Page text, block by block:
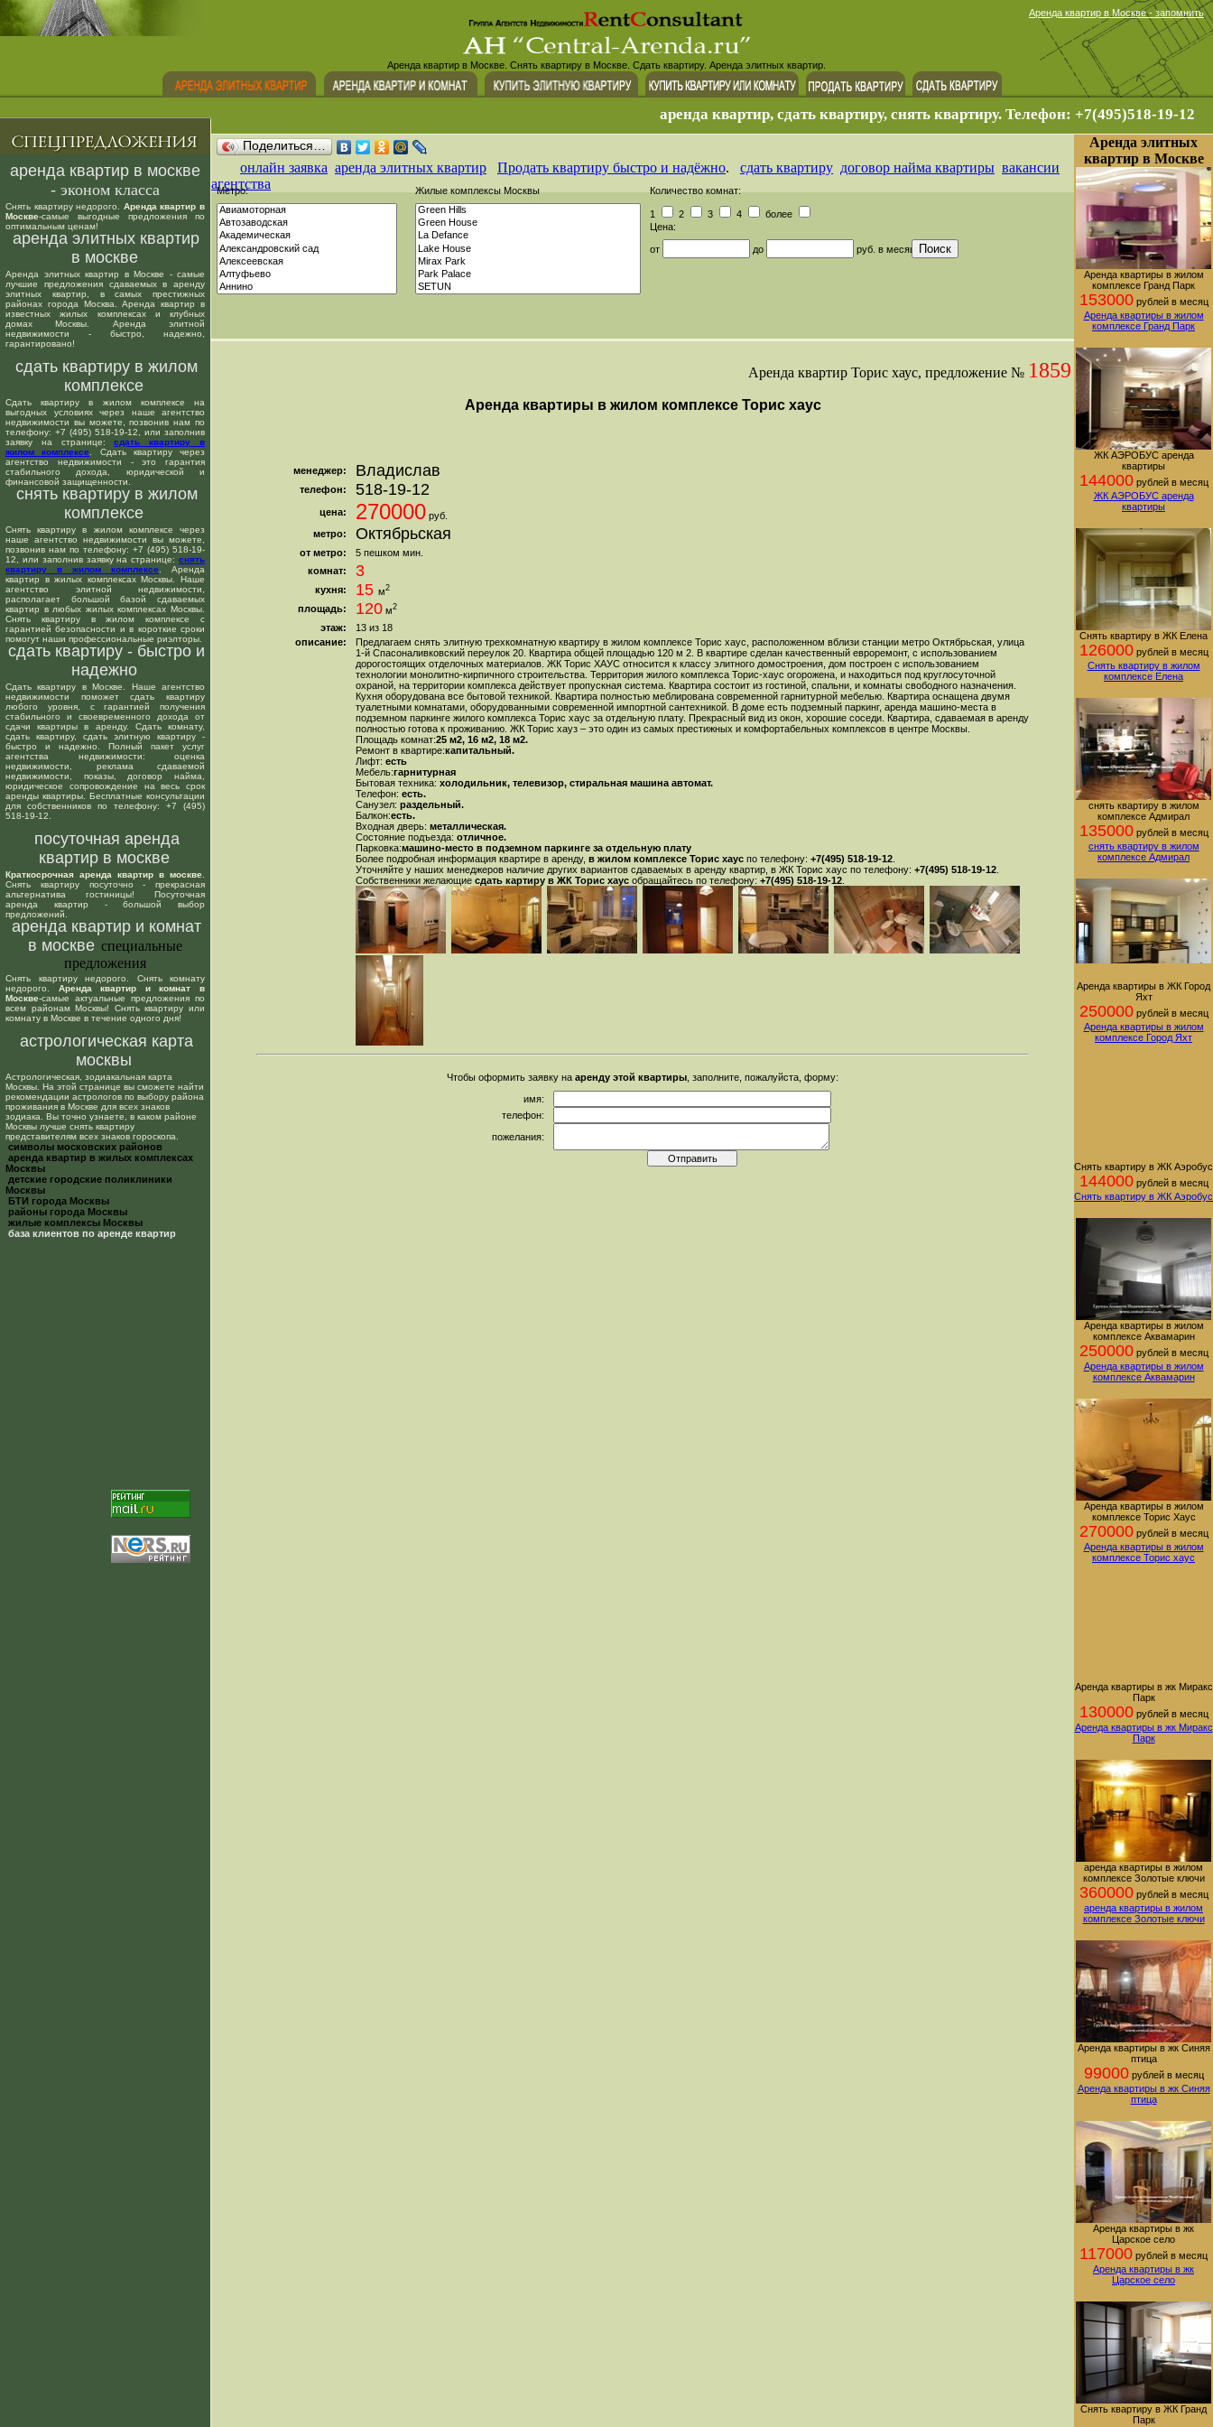
Аренда квартир в Москве - запомнить
Аренда квартир в Москве. Снять квартиру в Москве. Сдать квартиру. Аренда элитных квартир.
аренда квартир, сдать квартиру, снять квартиру. Телефон: +7(495)518-19-12
аренда квартир в москве
- эконом класса
Снять квартиру недорого. Аренда квартир в
Москве-самые выгодные предложения по
оптимальным ценам!
аренда элитных квартир
в москве
Аренда элитных квартир в Москве - самые
лучшие предложения сдаваемых в аренду
элитных квартир, в самых престижных
районах города Москва. Аренда квартир в
известных жилых комплексах и клубных
домах Москвы. Аренда элитной
недвижимости - быстро, надежно,
гарантировано!
сдать квартиру в жилом
комплексе
Сдать квартиру в жилом комплексе на
выгодных условиях через наше агентство
недвижимости вы можете, позвонив нам по
телефону: +7 (495) 518-19-12, или заполнив
заявку на странице:сдать квартиру в
жилом комплексе . Сдать квартиру через
агентство недвижимости - это гарантия
стабильного дохода, юридической и
финансовой защищенности.
снять квартиру в жилом
комплексе
Снять квартиру в жилом комплексе через
наше агентство недвижимости вы можете,
позвонив нам по телефону: +7 (495) 518-19-
12, или заполнив заявку на странице: снять
квартиру в жилом комплексе . Аренда
квартир в жилых комплексах Москвы. Наше
агентство элитной недвижимости,
располагает большой базой сдаваемых
квартир в любых жилых комплексах Москвы.
Снять квартиру в жилом комплексе с
гарантией безопасности и в короткие сроки
помогут наши профессиональные риэлторы.
сдать квартиру - быстро и
надежно
Сдать квартиру в Москве. Наше агентство
недвижимости поможет сдать квартиру
любого уровня, с гарантией получения
стабильного и своевременного дохода от
сдачи квартиры в аренду. Сдать комнату,
сдать квартиру, сдать элитную квартиру -
быстро и надежно. Полный пакет услуг
агентства недвижимости: оценка
недвижимости, реклама сдаваемой
недвижимости, показы, договор найма,
юридическое сопровождение на весь срок
аренды квартиры. Бесплатные консультации
для собственников по телефону: +7 (495)
518-19-12.
посуточная аренда
квартир в москве
Краткосрочная аренда квартир в москве
Снять квартиру посуточно - прекрасная
альтернатива гостиницы! Посуточная
аренда квартир - большой выбор
предложений.
аренда квартир и комнат
в москве специальные
предложения
Снять квартиру недорого. Снять комнату
недорого. Аренда квартир и комнат в
Москве-самые актуальные предложения по
всем районам Москвы! Снять квартиру или
комнату в Москве в течение одного дня!
астрологическая карта
москвы
Астрологическая, зодиакальная карта
Москвы. На этой странице вы сможете найти
рекомендации астрологов по выбору района
проживания в Москве для всех знаков
зодиака. Вы точно узнаете, в каком районе
Москвы лучше снять квартиру
представителям всех знаков гороскопа.
cимволы московских районов
аренда квартир в жилых комплексах
Москвы
детские городские поликлиники
Москвы
БТИ города Москвы
районы города Москвы
жилые комплексы Москвы
база клиентов по аренде квартир
Поделиться…
онлайн заявка аренда элитных квартир Продать квартиру быстро и надёжно. сдать квартиру договор найма квартиры вакансии
агентства
Метро: Жилые комплексы Москвы Количество комнат:
1 2 3 4
более
Цена:
от до руб. в месяц
Аренда квартир Торис хаус, предложение № 1859
Аренда квартиры в жилом комплексе Торис хаус
менеджер: Владислав
телефон: 518-19-12
цена: 270000 руб.
метро:
Октябрьская
от метро:
5 пешком мин.
комнат:
3
кухня: 15 м2
площадь: 120 м2
этаж:
13 из 18
описание:
Предлагаем снять элитную трехкомнатную квартиру в жилом комплексе Торис хаус, расположенном вблизи станции метро Октябрьская, улица
1-й Спасоналивковский переулок 20. Квартира общей площадью 120 м 2. В квартире сделан качественный евроремонт, с использованием
дорогостоящих отделочных материалов. ЖК Торис ХАУС относится к классу элитного домостроения, дом построен с использованием
технологии монолитно-кирпичного строительства. Территория жилого комплекса Торис-хаус огорожена, и находиться под круглосуточной
охраной, на территории комплекса действует пропускная система. Квартира состоит из гостиной, спальни, и комнаты свободного назначения.
Кухня оборудована все бытовой техникой. Квартира полностью меблирована современной гарнитурной мебелью. Квартира оснащена двумя
туалетными комнатами, оборудованными современной импортной сантехникой. В доме есть подземный паркинг, аренда машино-места в
подземном паркинге жилого комплекса Торис хаус за отдельную плату. Прекрасный вид из окон, хорошие соседи. Квартира, сдаваемая в аренду
полностью готова к проживанию. ЖК Торис хауз – это один из самых престижных и комфортабельных комплексов в центре Москвы.
Площадь комнат:25 м2, 16 м2, 18 м2.
Ремонт в квартире:капитальный.
Лифт: есть
Мебель:гарнитурная
Бытовая техника: холодильник, телевизор, стиральная машина автомат.
Телефон: есть.
Санузел: раздельный.
Балкон:есть.
Входная дверь: металлическая.
Состояние подъезда: отличное.
Парковка:машино-место в подземном паркинге за отдельную плату
Более подробная информация квартире в аренду, в жилом комплексе Торис хаус по телефону: +7(495) 518-19-12
Уточняйте у наших менеджеров наличие других вариантов сдаваемых в аренду квартир, в ЖК Торис хаус по телефону: +7(495) 518-19-12
Собственники желающие сдать картиру в ЖК Торис хаус обращайтесь по телефону: +7(495) 518-19-12
Чтобы оформить заявку на аренду этой квартиры , заполните, пожалуйста, форму:
имя:
телефон:
пожелания:
Аренда элитных
квартир в Москве
Аренда квартиры в жилом
комплексе Гранд Парк
153000рублей в месяц
Аренда квартиры в жилом
комплексе Гранд Парк
ЖК АЭРОБУС аренда
квартиры
144000рублей в месяц
ЖК АЭРОБУС аренда
квартиры
Снять квартиру в ЖК Елена
126000рублей в месяц
Снять квартиру в жилом
комплексе Елена
снять квартиру в жилом
комплексе Адмирал
135000рублей в месяц
снять квартиру в жилом
комплексе Адмирал
Аренда квартиры в ЖК Город
Яхт
250000рублей в месяц
Аренда квартиры в жилом
комплексе Город Яхт
Снять квартиру в ЖК Аэробус
144000рублей в месяц
Снять квартиру в ЖК Аэробус
Аренда квартиры в жилом
комплексе Аквамарин
250000рублей в месяц
Аренда квартиры в жилом
комплексе Аквамарин
Аренда квартиры в жилом
комплексе Торис Хаус
270000рублей в месяц
Аренда квартиры в жилом
комплексе Торис хаус
Аренда квартиры в жк Миракс
Парк
130000рублей в месяц
Аренда квартиры в жк Миракс
Парк
аренда квартиры в жилом
комплексе Золотые ключи
360000рублей в месяц
аренда квартиры в жилом
комплексе Золотые ключи
Аренда квартиры в жк Синяя
птица
99000рублей в месяц
Аренда квартиры в жк Синяя
птица
Аренда квартиры в жк
Царское село
117000 рублей в месяц
Аренда квартиры в жк
Царское село
Снять квартиру в ЖК Гранд
Парк